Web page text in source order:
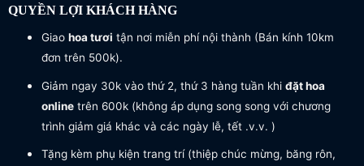
QUYỀN LỢI KHÁCH HÀNG
Giao hoa tươi tận nơi miễn phí nội thành (Bán kính 10km
đơn trên 500k).
Giảm ngay 30k vào thứ 2, thứ 3 hàng tuần khi đặt hoa
onlinetrên 600k (không áp dụng song song với chương
trình giảm giá khác và các ngày lễ, tết .v.v. )
Tặng kèm phụ kiện trang trí (thiệp chúc mừng, băng rôn,